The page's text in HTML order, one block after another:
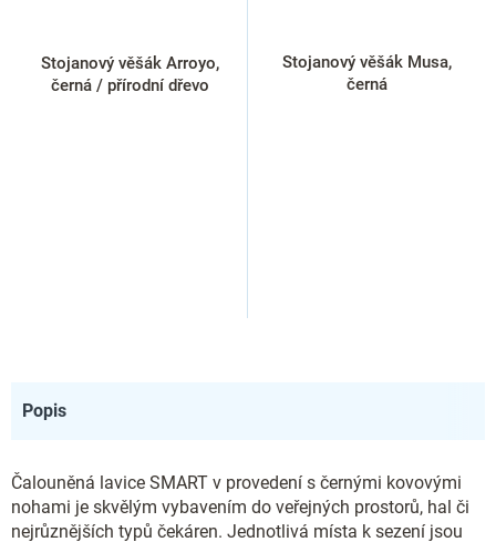
Stojanový věšák Arroyo,
černá / přírodní dřevo
Stojanový věšák Musa,
černá
Popis
Čalouněná lavice SMART v provedení s černými kovovými
nohami je skvělým vybavením do veřejných prostorů, hal či
nejrůznějších typů čekáren. Jednotlivá místa k sezení jsou